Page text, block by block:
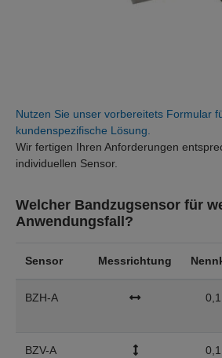
Nutzen Sie unser vorbereitets Formular
kundenspezifische Lösung.
Wir fertigen Ihren Anforderungen
individuellen Sensor.
Welcher Bandzugsensor für
Anwendungsfall?
Sensor Messrichtung
BZH-A
BZV-A